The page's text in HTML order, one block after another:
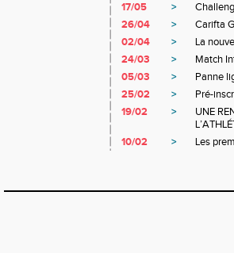
17/05
>
26/04
>
Carifta
02/04
>
La
24/03
>
Match
05/03
>
Panne
25/02
>
Pré-
19/02
>
UNE
10/02
> Les